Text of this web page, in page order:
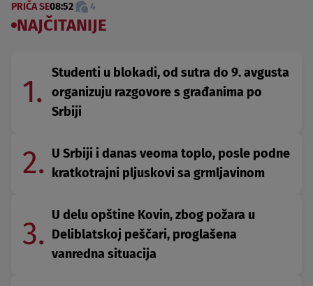
PRIČA SE08:52 4
NAJČITANIJE
1.
Studenti u blokadi, od sutra do 9. avgusta
organizuju razgovore s građanima po
Srbiji
2. U Srbiji i danas veoma toplo, posle podne
kratkotrajni pljuskovi sa grmljavinom
3.
U delu opštine Kovin, zbog požara u
Deliblatskoj peščari, proglašena
vanredna situacija